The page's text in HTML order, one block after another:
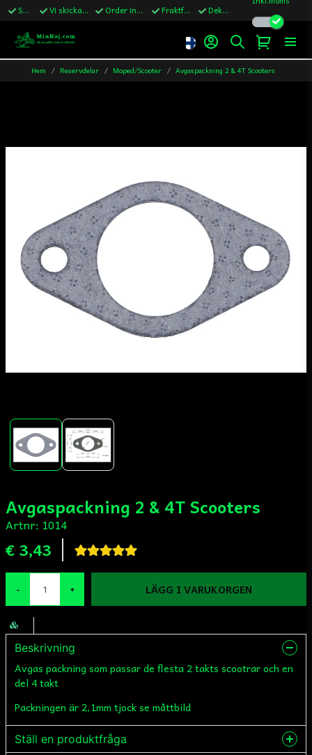
Snabba leveranser Vi skickar till Sverige,Danmark & Finland Order innan kl.13 skickas samma vardag Fraktfritt över 1200kr till Sverige Dekaler ingår i alla ordrar
Hem Reservdelar Moped/Scooter Avgaspackning 2 & 4T Scooters
Avgaspackning 2 & 4T Scooters
Artnr: 1014
€ 3,43
- + LÄGG I VARUKORGEN
Beskrivning
Avgas packning som passar de flesta 2 takts scootrar och en
del 4 takt
Packningen är 2,1mm tjock se måttbild
Ställ en produktfråga